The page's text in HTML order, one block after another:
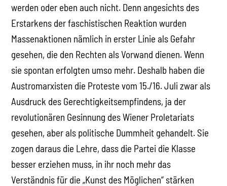
werden oder eben auch nicht. Denn angesichts des
Erstarkens der faschistischen Reaktion wurden
Massenaktionen nämlich in erster Linie als Gefahr
gesehen, die den Rechten als Vorwand dienen. Wenn
sie spontan erfolgten umso mehr. Deshalb haben die
Austromarxisten die Proteste vom 15./16. Juli zwar als
Ausdruck des Gerechtigkeitsempfindens, ja der
revolutionären Gesinnung des Wiener Proletariats
gesehen, aber als politische Dummheit gehandelt. Sie
zogen daraus die Lehre, dass die Partei die Klasse
besser erziehen muss, in ihr noch mehr das
Verständnis für die „Kunst des Möglichen“ stärken